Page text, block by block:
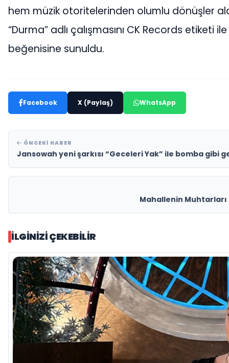
hem müzik otoritelerinden olumlu dönüşler
“Durma” adlı çalışmasını CK Records
beğenisine sunuldu.
Facebook X (Paylaş) WhatsApp
ÖNCEKI HABER
Jansowah yeni şarkısı “Geceleri Yak” ile bomba gibi
Mahallenin
İLGINIZI ÇEKEBILIR